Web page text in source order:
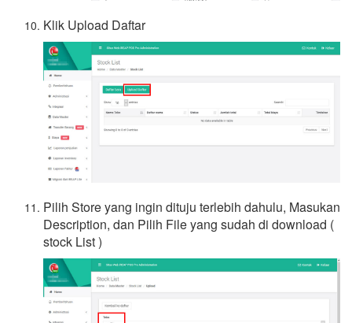
Klik Upload Daftar
Pilih Store yang ingin dituju terlebih dahulu, Masukan
Description, dan Pilih File yang sudah di download (
stock List )